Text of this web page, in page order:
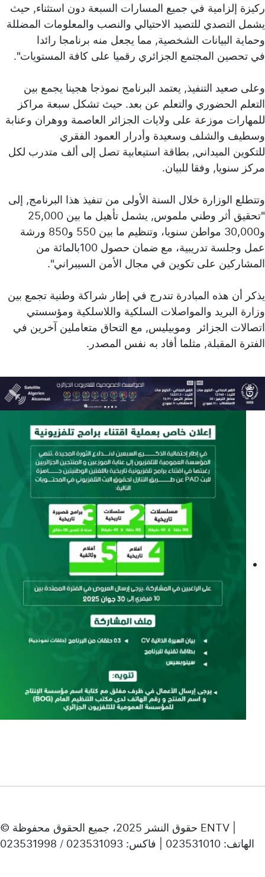
ركيزة إلزامية في جميع المسارات السبعة دون استثناء, حيث
يشمل التصدي للتصيد الاحتيالي والنصب والمعلومات المضللة
وحماية البيانات الشخصية, مما يجعل منه برنامجا رائدا
في تحصين المجتمع الجزائري رقميا على كافة المستويات".
وعلى صعيد التنفيذ, يعتمد البرنامج نموذجا هجينا يجمع بين
التعلم الحضوري والتعلم عن بعد. حيث تشكل سبعة مراكز
للمهارات موزعة على ولايات الجزائر العاصمة ووهران وعنابة
وسطيف والشلف وسعيدة وأدرار العمود الفقري
للتكوين الميداني, بطاقة استيعابية تصل إلى ألف متدرب لكل
مركز سنويا, وفقا للبيان.
وتتطلع الوزارة خلال السنة الأولى من تنفيذ هذا البرنامج, إلى
"تحقيق أثر وطني ملموس, يشمل تأهيل ما بين 25,000
و30,000 مواطن سنويا، وتنظيم ما بين 550 و850 ورشة
عمل وجلسة تدريبية، مع ضمان حصول 100بالمائة من
المشاركين على تكوين في مجال الأمن السيبراني".
يذكر أن هذه المبادرة تندرج في إطار شراكة وطنية تجمع بين
وزارة البريد والمواصلات السلكية واللاسلكية ومؤسستي
اتصالات الجزائر وموبيليس, مع التحاق متعاملين آخرين في
الفترة المقبلة, مثلما أفاد به نفس المصدر.
© حقوق النشر 2025، جميع الحقوق محفوظة ENTV |
الهاتف: 023531010 | فاكس: 023531093 / 023531998